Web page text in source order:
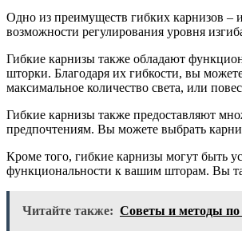
Одно из преимуществ гибких карнизов –
возможности регулирования уровня
Гибкие карнизы также обладают
шторки. Благодаря их гибкости, вы
максимальное количество света, или
Гибкие карнизы также предоставляют
предпочтениям. Вы можете выбрать
Кроме того, гибкие карнизы могут быть
функциональности к вашим шторам. Вы
Читайте также: Советы и методы по